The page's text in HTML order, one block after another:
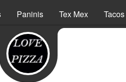
Paninis Tex Mex Tacos